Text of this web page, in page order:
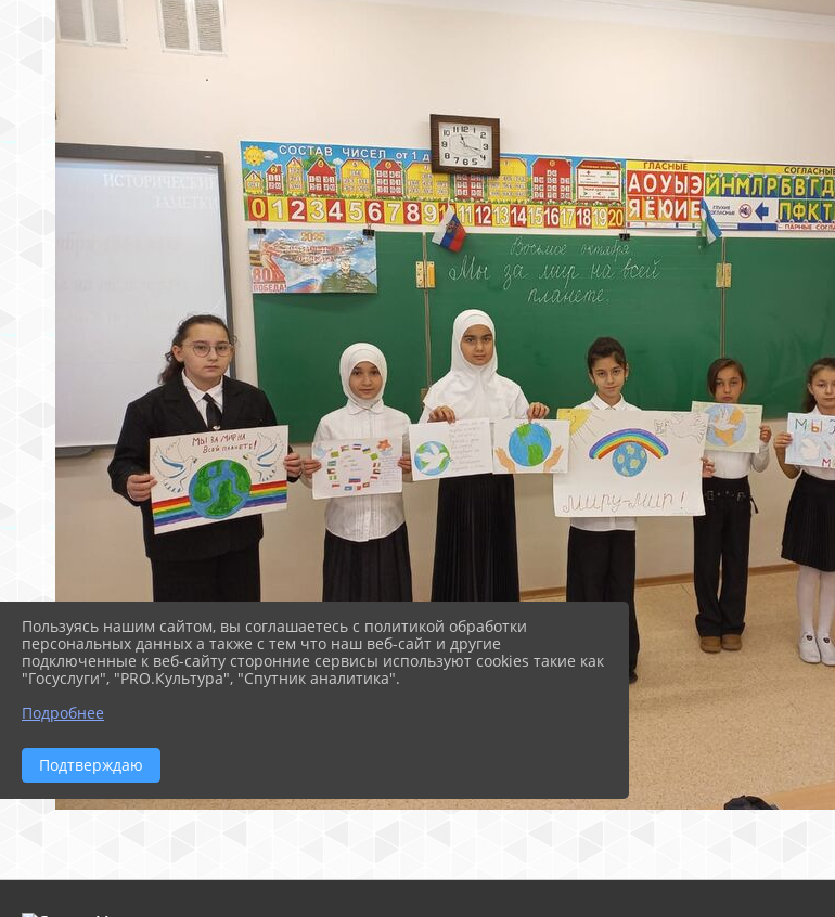
Пользуясь нашим сайтом, вы соглашаетесь с политикой обработки
персональных данных а также с тем что наш веб-сайт и другие
подключенные к веб-сайту сторонние сервисы используют cookies такие как
"Госуслуги", "PRO.Культура", "Спутник аналитика".
Подробнее
Подтверждаю